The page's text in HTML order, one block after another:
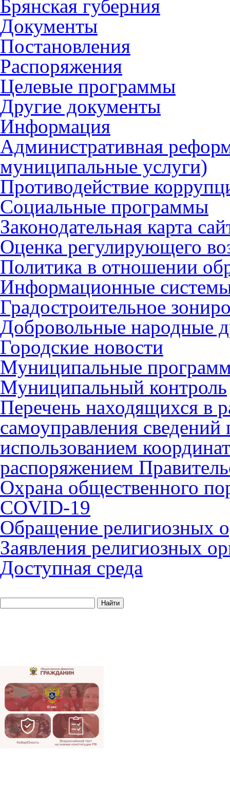
Брянская губерния
Документы
Постановления
Распоряжения
Целевые программы
Другие документы
Информация
Административная
муниципальные услуги)
Противодействие
Социальные программы
Законодательная карта
Оценка регулирующего
Политика в отношении
Информационные
Градостроительное
Добровольные народные
Городские новости
Муниципальные
Муниципальный контроль
Перечень находящихся в
самоуправления
использованием
распоряжением
Охрана общественного
COVID-19
Обращение религиозных
Заявления религиозных
Доступная среда
Найти